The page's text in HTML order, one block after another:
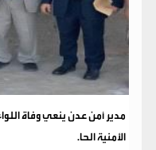
مدير أمن عدن ينعي وفاة
الأمنية الحا.